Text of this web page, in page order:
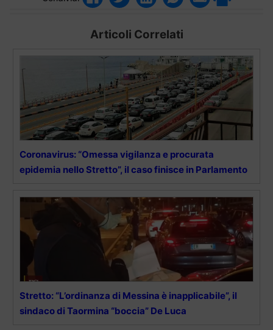
Articoli Correlati
Coronavirus: “Omessa vigilanza e procurata
epidemia nello Stretto”, il caso finisce in Parlamento
Stretto: “L’ordinanza di Messina è inapplicabile”, il
sindaco di Taormina “boccia” De Luca